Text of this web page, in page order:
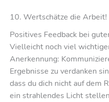
10. Wertschätze die Arbeit!
Positives Feedback bei
Vielleicht noch viel
Anerkennung:
Ergebnisse zu verdanken
dass du dich nicht auf dem
ein strahlendes Licht